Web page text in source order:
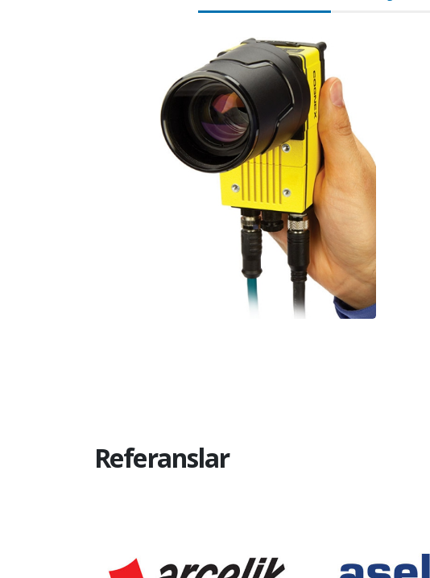
Referanslar